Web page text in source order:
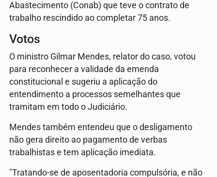
Abastecimento (Conab) que teve o contrato de
trabalho rescindido ao completar 75 anos.
Votos
O ministro Gilmar Mendes, relator do caso, votou
para reconhecer a validade da emenda
constitucional e sugeriu a aplicação do
entendimento a processos semelhantes que
tramitam em todo o Judiciário.
Mendes também entendeu que o desligamento
não gera direito ao pagamento de verbas
trabalhistas e tem aplicação imediata.
"Tratando-se de aposentadoria compulsória, e não